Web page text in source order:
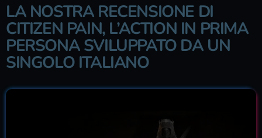
LA NOSTRA RECENSIONE DI
CITIZEN PAIN, L’ACTION IN PRIMA
PERSONA SVILUPPATO DA UN
SINGOLO ITALIANO